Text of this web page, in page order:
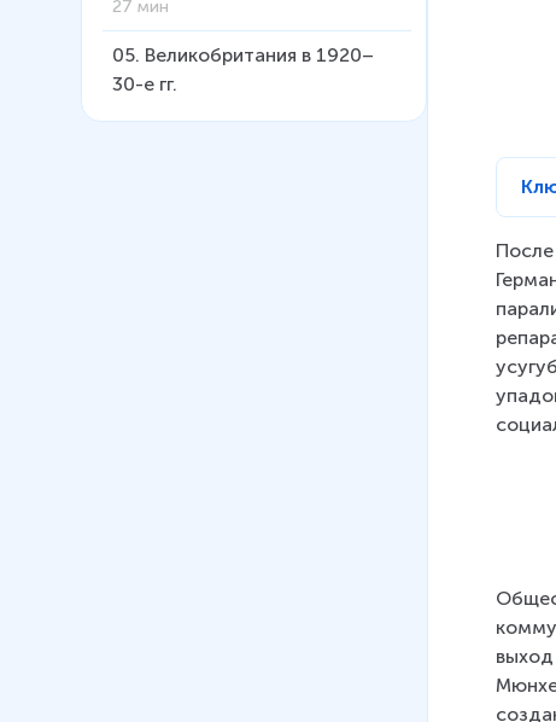
27 мин
05. Великобритания в 1920–
30-е гг.